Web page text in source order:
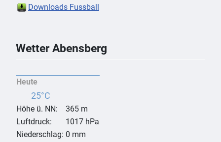
Downloads Fussball
Wetter Abensberg
Heute
25°C
Höhe ü. NN:
365 m
Luftdruck:
1017 hPa
Niederschlag: 0 mm